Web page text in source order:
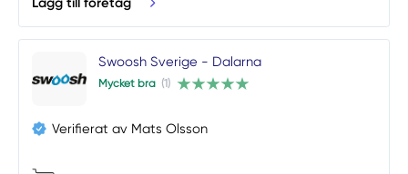
Swoosh Sverige - Dalarna
Mycket bra (1)
Verifierat av Mats Olsson